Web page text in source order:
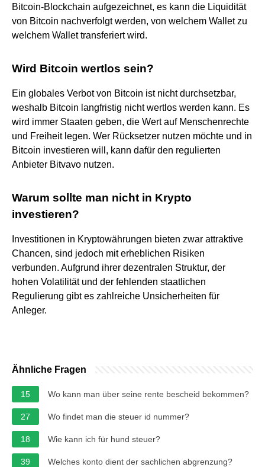
Bitcoin-Blockchain aufgezeichnet, es kann die Liquidität
von Bitcoin nachverfolgt werden, von welchem Wallet zu
welchem Wallet transferiert wird.
Wird Bitcoin wertlos sein?
Ein globales Verbot von Bitcoin ist nicht durchsetzbar,
weshalb Bitcoin langfristig nicht wertlos werden kann. Es
wird immer Staaten geben, die Wert auf Menschenrechte
und Freiheit legen. Wer Rücksetzer nutzen möchte und in
Bitcoin investieren will, kann dafür den regulierten
Anbieter Bitvavo nutzen.
Warum sollte man nicht in Krypto
investieren?
Investitionen in Kryptowährungen bieten zwar attraktive
Chancen, sind jedoch mit erheblichen Risiken
verbunden. Aufgrund ihrer dezentralen Struktur, der
hohen Volatilität und der fehlenden staatlichen
Regulierung gibt es zahlreiche Unsicherheiten für
Anleger.
Ähnliche Fragen
15 Wo kann man über seine rente bescheid bekommen?
27 Wo findet man die steuer id nummer?
18 Wie kann ich für hund steuer?
39 Welches konto dient der sachlichen abgrenzung?